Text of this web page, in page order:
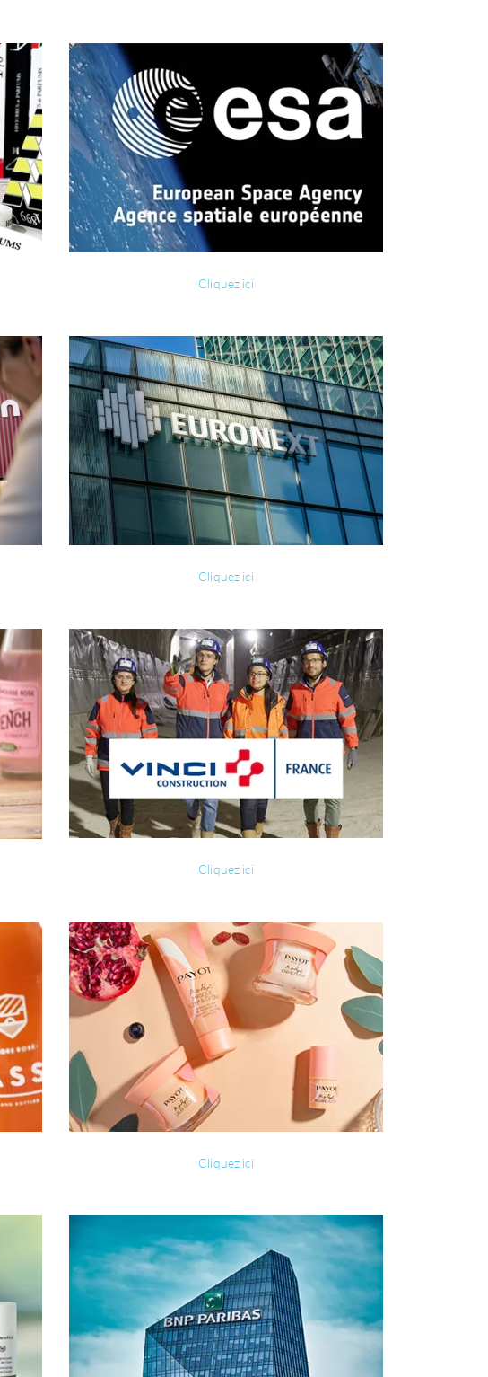
Cliquez ici
Cliquez ici
Cliquez ici
Cliquez ici